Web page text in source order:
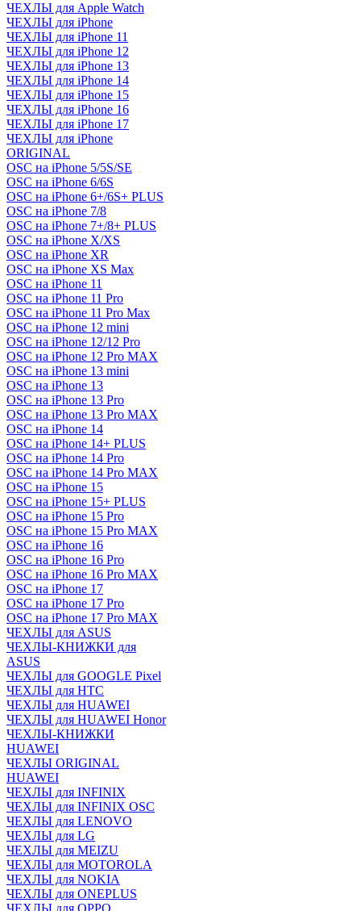
ЧЕХЛЫ для Apple Watch
ЧЕХЛЫ для iPhone
ЧЕХЛЫ для iPhone 11
ЧЕХЛЫ для iPhone 12
ЧЕХЛЫ для iPhone 13
ЧЕХЛЫ для iPhone 14
ЧЕХЛЫ для iPhone 15
ЧЕХЛЫ для iPhone 16
ЧЕХЛЫ для iPhone 17
ЧЕХЛЫ для iPhone
ORIGINAL
OSC на iPhone 5/5S/SE
OSC на iPhone 6/6S
OSC на iPhone 6+/6S+ PLUS
OSC на iPhone 7/8
OSC на iPhone 7+/8+ PLUS
OSC на iPhone X/XS
OSC на iPhone XR
OSC на iPhone XS Max
OSC на iPhone 11
OSC на iPhone 11 Pro
OSC на iPhone 11 Pro Max
OSC на iPhone 12 mini
OSC на iPhone 12/12 Pro
OSC на iPhone 12 Pro MAX
OSC на iPhone 13 mini
OSC на iPhone 13
OSC на iPhone 13 Pro
OSC на iPhone 13 Pro MAX
OSC на iPhone 14
OSC на iPhone 14+ PLUS
OSC на iPhone 14 Pro
OSC на iPhone 14 Pro MAX
OSC на iPhone 15
OSC на iPhone 15+ PLUS
OSC на iPhone 15 Pro
OSC на iPhone 15 Pro MAX
OSC на iPhone 16
OSC на iPhone 16 Pro
OSC на iPhone 16 Pro MAX
OSC на iPhone 17
OSC на iPhone 17 Pro
OSC на iPhone 17 Pro MAX
ЧЕХЛЫ для ASUS
ЧЕХЛЫ-КНИЖКИ для
ASUS
ЧЕХЛЫ для GOOGLE Pixel
ЧЕХЛЫ для HTC
ЧЕХЛЫ для HUAWEI
ЧЕХЛЫ для HUAWEI Honor
ЧЕХЛЫ-КНИЖКИ
HUAWEI
ЧЕХЛЫ ORIGINAL
HUAWEI
ЧЕХЛЫ для INFINIX
ЧЕХЛЫ для INFINIX OSC
ЧЕХЛЫ для LENOVO
ЧЕХЛЫ для LG
ЧЕХЛЫ для MEIZU
ЧЕХЛЫ для MOTOROLA
ЧЕХЛЫ для NOKIA
ЧЕХЛЫ для ONEPLUS
ЧЕХЛЫ для OPPO